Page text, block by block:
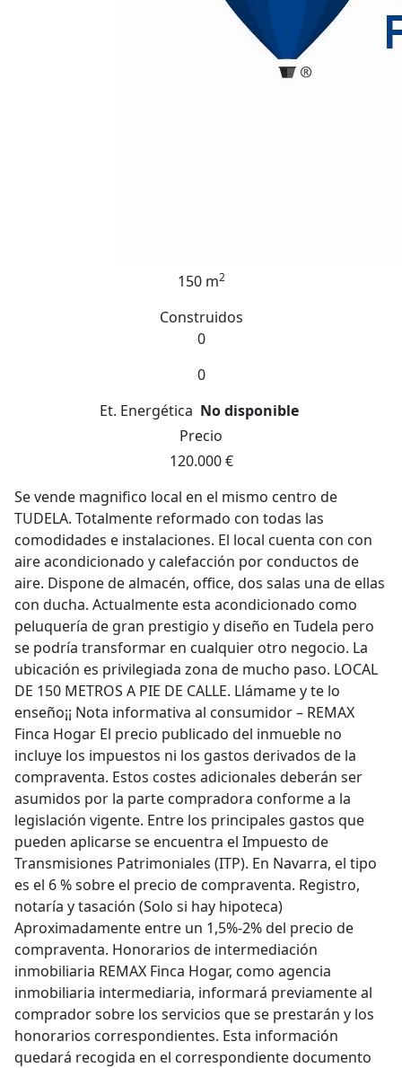
150 m2
Construidos
0
0
Et. Energética No disponible
Precio
120.000 €
Se vende magnifico local en el mismo centro de
TUDELA. Totalmente reformado con todas las
comodidades e instalaciones. El local cuenta con con
aire acondicionado y calefacción por conductos de
aire. Dispone de almacén, office, dos salas una de ellas
con ducha. Actualmente esta acondicionado como
peluquería de gran prestigio y diseño en Tudela pero
se podría transformar en cualquier otro negocio. La
ubicación es privilegiada zona de mucho paso. LOCAL
DE 150 METROS A PIE DE CALLE. Llámame y te lo
enseño¡¡ Nota informativa al consumidor – REMAX
Finca Hogar El precio publicado del inmueble no
incluye los impuestos ni los gastos derivados de la
compraventa. Estos costes adicionales deberán ser
asumidos por la parte compradora conforme a la
legislación vigente. Entre los principales gastos que
pueden aplicarse se encuentra el Impuesto de
Transmisiones Patrimoniales (ITP). En Navarra, el tipo
es el 6 % sobre el precio de compraventa. Registro,
notaría y tasación (Solo si hay hipoteca)
Aproximadamente entre un 1,5%-2% del precio de
compraventa. Honorarios de intermediación
inmobiliaria REMAX Finca Hogar, como agencia
inmobiliaria intermediaria, informará previamente al
comprador sobre los servicios que se prestarán y los
honorarios correspondientes. Esta información
quedará recogida en el correspondiente documento